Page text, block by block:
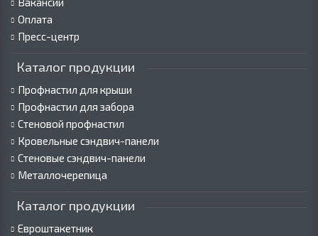
Оплата
Пресс-центр
Каталог продукции
Профнастил для крыши
Профнастил для забора
Стеновой профнастил
Кровельные сэндвич-панели
Стеновые сэндвич-панели
Металлочерепица
Каталог продукции
Евроштакетник